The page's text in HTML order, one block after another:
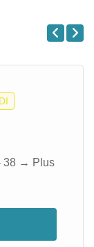
38 → Plus